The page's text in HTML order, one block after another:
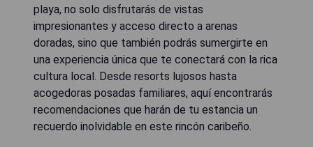
playa, no solo disfrutarás de vistas
impresionantes y acceso directo a arenas
doradas, sino que también podrás sumergirte en
una experiencia única que te conectará con la rica
cultura local. Desde resorts lujosos hasta
acogedoras posadas familiares, aquí encontrarás
recomendaciones que harán de tu estancia un
recuerdo inolvidable en este rincón caribeño.